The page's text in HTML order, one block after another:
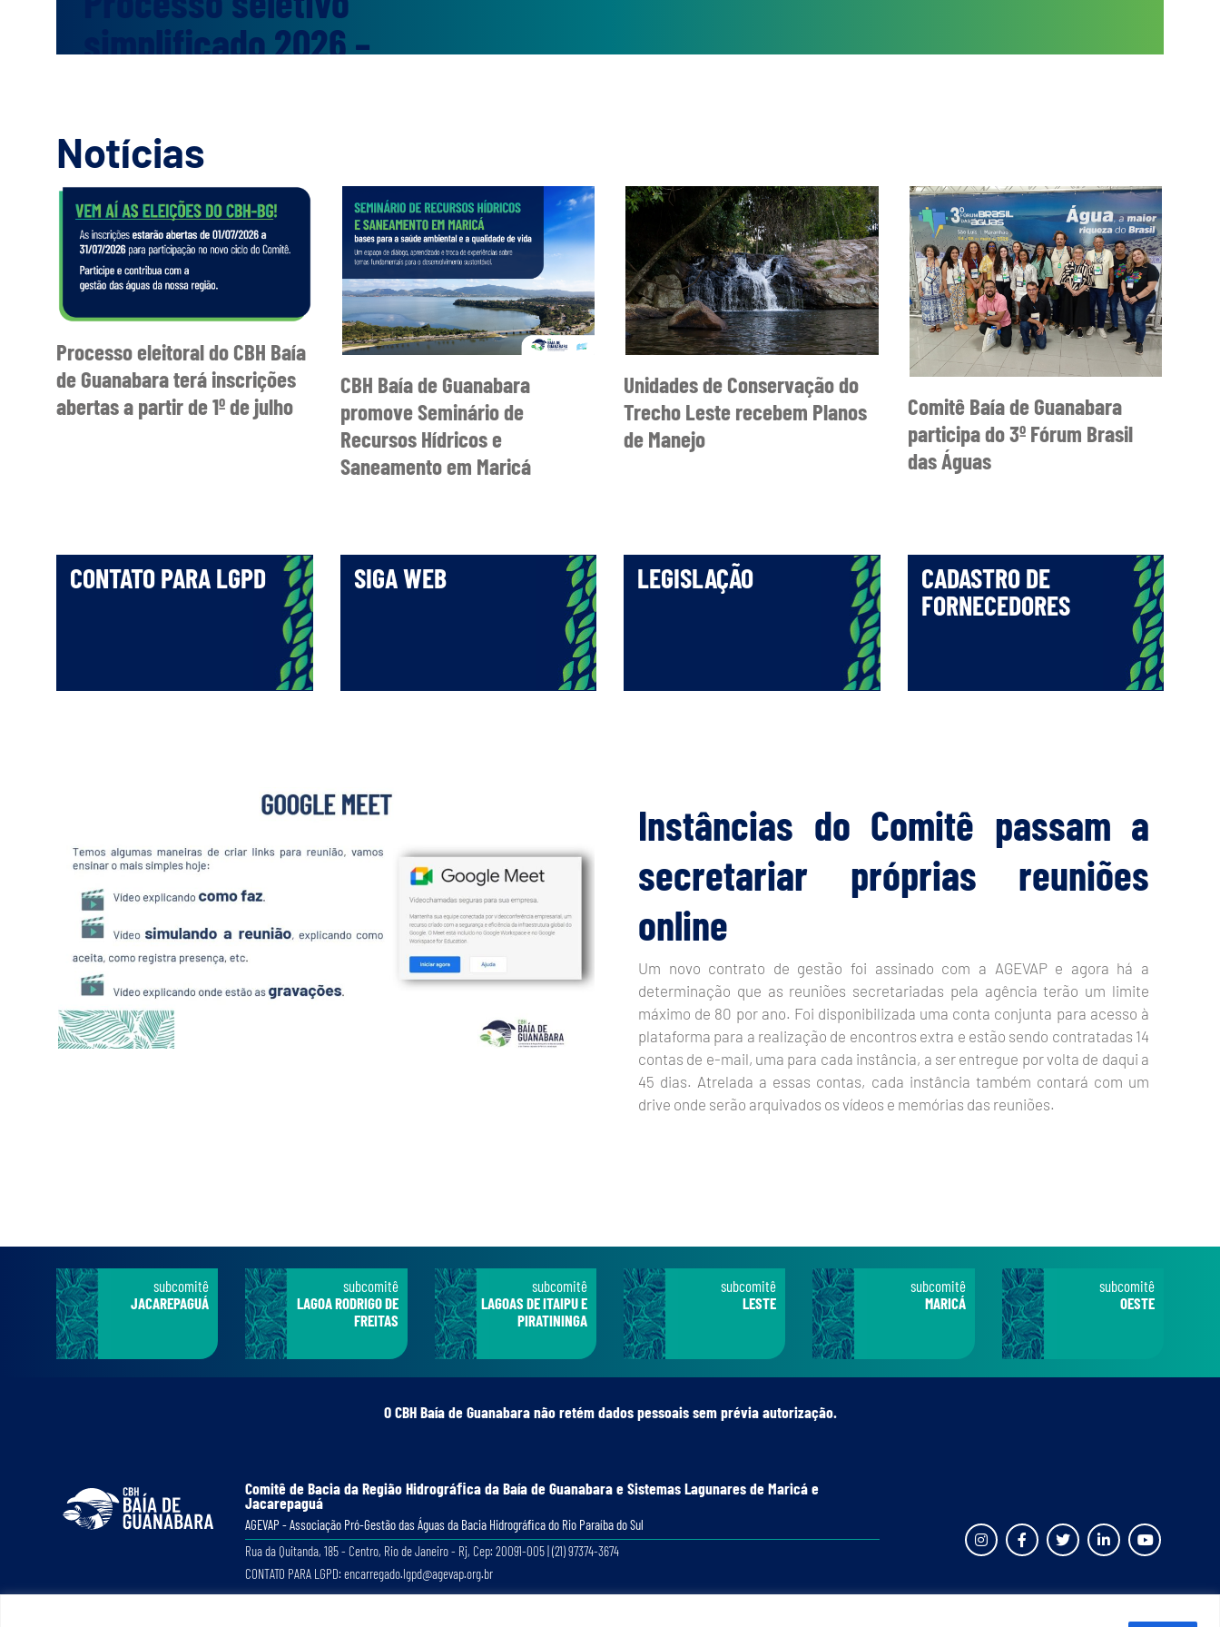
simplificado 2026 –
Guanabara
Processo Seletivo Simplificado nº 002/2026 da AGEVAP, destinado ao
preenchimento de vagas temporárias para atuação junto ao Comitê da
Baía de Guanabara (CBH-BG). As oportunidades são para os cargos de
Especialista Administrativo e Especialista em Recursos Hídricos. Os
interessados devem consultar o edital e realizar a inscrição dentro do
prazo estabelecido. Acesse oedital
Notícias
Processo eleitoral do CBH Baía
de Guanabara terá inscrições
abertas a partir de 1º de julho
CBH Baía de Guanabara
promove Seminário de
Recursos Hídricos e
Saneamento em Maricá
Unidades de Conservação do
Trecho Leste recebem Planos
de Manejo
Comitê Baía de Guanabara
participa do 3º Fórum Brasil
das Águas
CONTATO PARA LGPD SIGA WEB LEGISLAÇÃO
CADASTRO DE
FORNECEDORES
Instâncias do Comitê passam a
secretariar próprias reuniões
online
Um novo contrato de gestão foi assinado com a AGEVAP e agora há a
determinação que as reuniões secretariadas pela agência terão um limite
máximo de 80 por ano. Foi disponibilizada uma conta conjunta para acesso à
plataforma para a realização de encontros extra e estão sendo contratadas 14
contas de e-mail, uma para cada instância, a ser entregue por volta de daqui a
45 dias. Atrelada a essas contas, cada instância também contará com um
drive onde serão arquivados os vídeos e memórias das reuniões.
subcomitê
JACAREPAGUÁ
subcomitê
LAGOA RODRIGO DE
FREITAS
subcomitê
LAGOAS DE ITAIPU E
PIRATININGA
subcomitê
LESTE
subcomitê
MARICÁ
subcomitê
OESTE
O CBH Baía de Guanabara não retém dados pessoais sem prévia autorização.
Comitê de Bacia da Região Hidrográﬁca da Baía de Guanabara e Sistemas Lagunares de Maricá e
Jacarepaguá
AGEVAP - Associação Pró-Gestão das Águas da Bacia Hidrográﬁca do Rio Paraíba do Sul
Rua da Quitanda, 185 - Centro, Rio de Janeiro - Rj, Cep: 20091-005 | (21) 97374-3674
CONTATO PARA LGPD: encarregado.lgpd@agevap.org.br